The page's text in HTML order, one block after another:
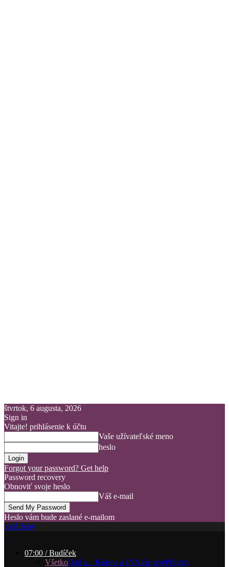
štvrtok, 6 augusta, 2026
Sign in
Vitajte! prihlásenie k účtu
Vaše užívateľské meno
heslo
Forgot your password? Get help
Password recovery
Obnoviť svoje heslo
Váš e-mail
Heslo vám bude zaslané e-mailom
deň ženy
07:00 / Budíček
VšetkoDeň s…Krásna a INNaše tipyPríbehy